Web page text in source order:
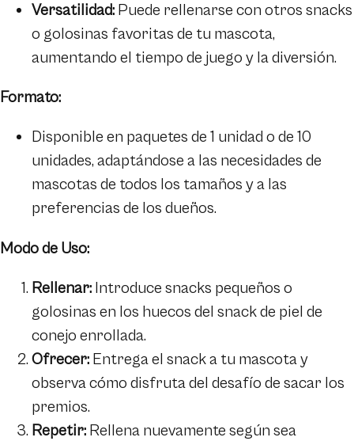
Versatilidad: Puede rellenarse con otros snacks
o golosinas favoritas de tu mascota,
aumentando el tiempo de juego y la diversión.
Formato:
Disponible en paquetes de 1 unidad o de 10
unidades, adaptándose a las necesidades de
mascotas de todos los tamaños y a las
preferencias de los dueños.
Modo de Uso:
Rellenar: Introduce snacks pequeños o
golosinas en los huecos del snack de piel de
conejo enrollada.
Ofrecer: Entrega el snack a tu mascota y
observa cómo disfruta del desafío de sacar los
premios.
Repetir: Rellena nuevamente según sea